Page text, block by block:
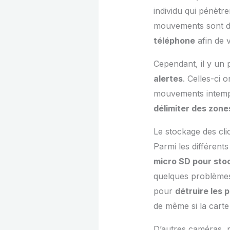
individu qui
mouvements sont
téléphoneafin de
Cependant, il y un
alertes. Celles-ci
mouvements
délimiter des
Le stockage des
Parmi les
micro SD pour
quelques
pour détruire les
de même si la